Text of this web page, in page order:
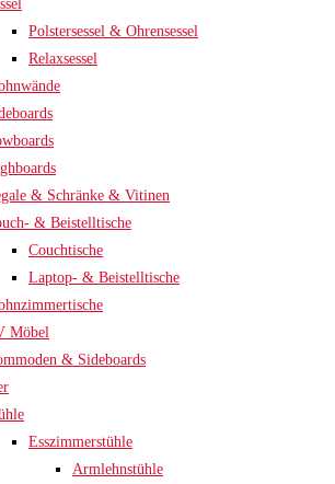
Polstersessel & Ohrensessel
Relaxsessel
& Schränke & Vitinen
& Beistelltische
Couchtische
Laptop- & Beistelltische
Möbel
& Sideboards
Esszimmerstühle
Armlehnstühle